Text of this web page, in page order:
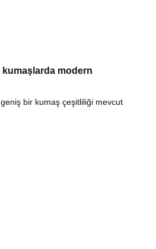
kumaşlarda modern
bir kumaş çeşitliliği mevcut